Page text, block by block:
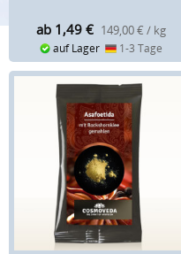
ab 1,49 € 149,00 € / kg
auf Lager 1-3 Tage